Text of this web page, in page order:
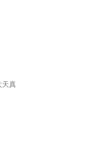
天真